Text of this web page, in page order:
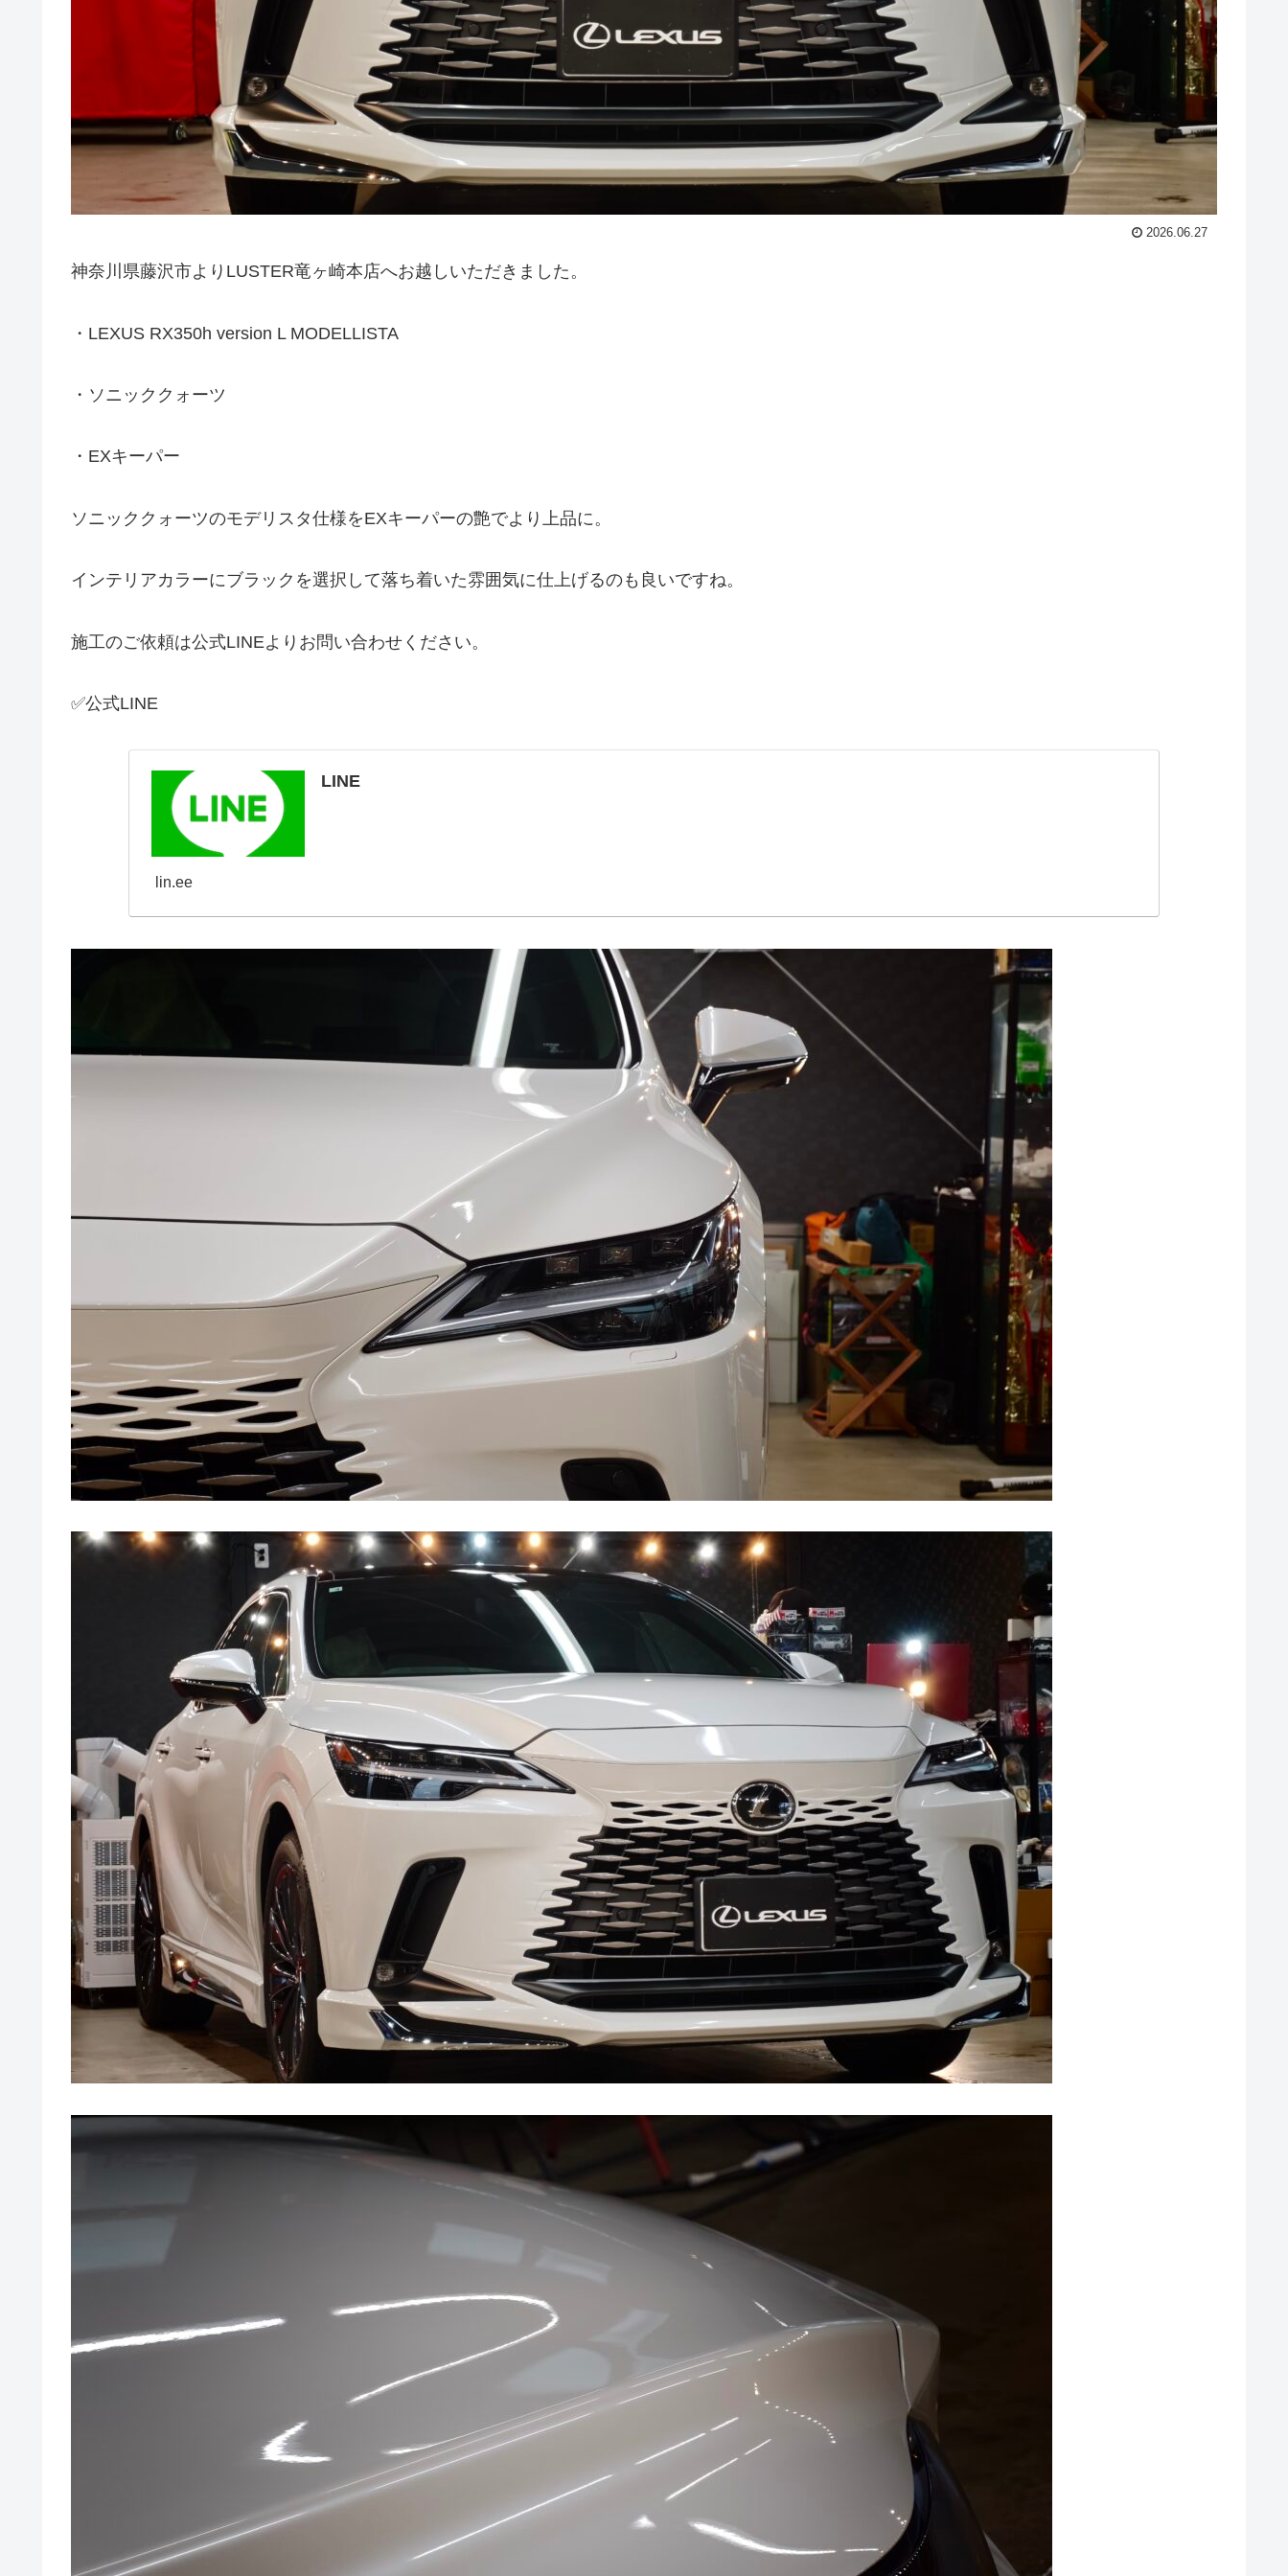
2026.06.27
神奈川県藤沢市よりLUSTER竜ヶ崎本店へお越しいただきました。
・LEXUS RX350h version L MODELLISTA
・ソニッククォーツ
・EXキーパー
ソニッククォーツのモデリスタ仕様をEXキーパーの艶でより上品に。
インテリアカラーにブラックを選択して落ち着いた雰囲気に仕上げるのも良いですね。
施工のご依頼は公式LINEよりお問い合わせください。
✅公式LINE
LINE
lin.ee